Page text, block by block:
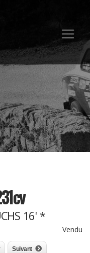
16' *
Vendu
Suivant